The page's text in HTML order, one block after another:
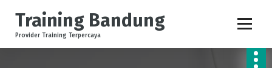
p
Training Bandung
Provider Training Terpercaya